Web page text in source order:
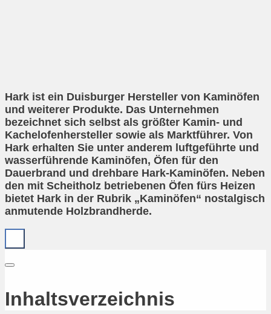
Hark ist ein Duisburger Hersteller von Kaminöfen
und weiterer Produkte. Das Unternehmen
bezeichnet sich selbst als größter Kamin- und
Kachelofenhersteller sowie als Marktführer. Von
Hark erhalten Sie unter anderem luftgeführte und
wasserführende Kaminöfen, Öfen für den
Dauerbrand und drehbare Hark-Kaminöfen. Neben
den mit Scheitholz betriebenen Öfen fürs Heizen
bietet Hark in der Rubrik „Kaminöfen“ nostalgisch
anmutende Holzbrandherde.
Inhaltsverzeichnis